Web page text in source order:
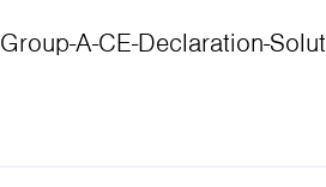
Group-A-CE-Declaration-